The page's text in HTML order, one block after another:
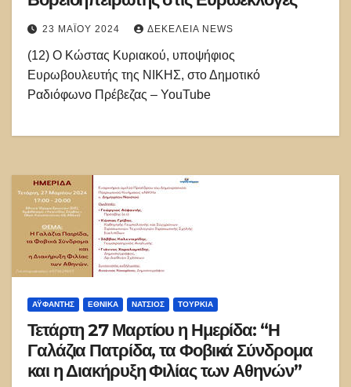
23 ΜΑΪ́ΟΥ 2024 ΔΕΚΈΛΕΙΑ NEWS
(12) Ο Κώστας Κυριακού, υποψήφιος
Ευρωβουλευτής της ΝΙΚΗΣ, στο Δημοτικό
Ραδιόφωνο Πρέβεζας – YouTube
ΑΫΦΑΝΤΉΣ ΕΘΝΙΚΑ ΝΑΤΣΙΌΣ ΤΟΥΡΚΊΑ
Τετάρτη 27 Μαρτίου η Ημερίδα: “Η
Γαλάζια Πατρίδα, τα Φοβικά Σύνδρομα
και η Διακήρυξη Φιλίας των Αθηνών”